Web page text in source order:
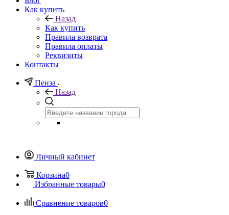
Как купить
Назад
Как купить
Правила возврата
Правила оплаты
Реквизиты
Контакты
Пенза
Назад
Личный кабинет
Корзина0
Избранные товары0
Сравнение товаров0